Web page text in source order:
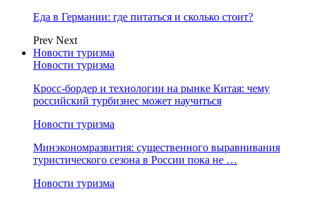
Еда в Германии: где питаться и сколько стоит?
Prev Next
Новости туризма
Новости туризма
Кросс-бордер и технологии на рынке Китая: чему
российский турбизнес может научиться
Новости туризма
Минэкономразвития: существенного выравнивания
туристического сезона в России пока не …
Новости туризма